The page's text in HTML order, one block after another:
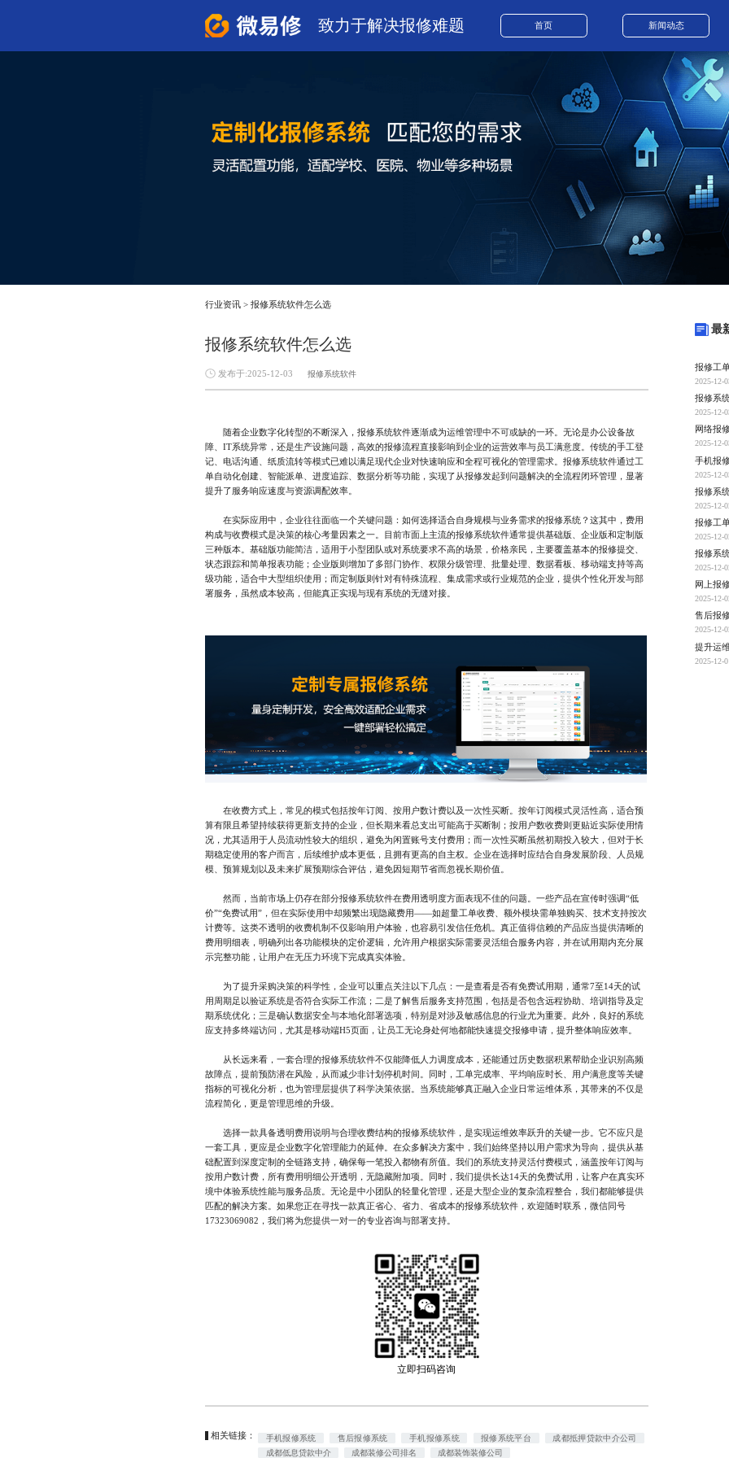
致力于解决报修难题 首页 新闻动态
行业资讯 > 报修系统软件怎么选
报修系统软件怎么选
发布于:2025-12-03 报修系统软件
随着企业数字化转型的不断深入，报修系统软件逐渐成为运维管理中不可或缺的一环。无论是办公设备故
障、IT系统异常，还是生产设施问题，高效的报修流程直接影响到企业的运营效率与员工满意度。传统的手工登
记、电话沟通、纸质流转等模式已难以满足现代企业对快速响应和全程可视化的管理需求。报修系统软件通过工
单自动化创建、智能派单、进度追踪、数据分析等功能，实现了从报修发起到问题解决的全流程闭环管理，显著
提升了服务响应速度与资源调配效率。
在实际应用中，企业往往面临一个关键问题：如何选择适合自身规模与业务需求的报修系统？这其中，费用
构成与收费模式是决策的核心考量因素之一。目前市面上主流的报修系统软件通常提供基础版、企业版和定制版
三种版本。基础版功能简洁，适用于小型团队或对系统要求不高的场景，价格亲民，主要覆盖基本的报修提交、
状态跟踪和简单报表功能；企业版则增加了多部门协作、权限分级管理、批量处理、数据看板、移动端支持等高
级功能，适合中大型组织使用；而定制版则针对有特殊流程、集成需求或行业规范的企业，提供个性化开发与部
署服务，虽然成本较高，但能真正实现与现有系统的无缝对接。
在收费方式上，常见的模式包括按年订阅、按用户数计费以及一次性买断。按年订阅模式灵活性高，适合预
算有限且希望持续获得更新支持的企业，但长期来看总支出可能高于买断制；按用户数收费则更贴近实际使用情
况，尤其适用于人员流动性较大的组织，避免为闲置账号支付费用；而一次性买断虽然初期投入较大，但对于长
期稳定使用的客户而言，后续维护成本更低，且拥有更高的自主权。企业在选择时应结合自身发展阶段、人员规
模、预算规划以及未来扩展预期综合评估，避免因短期节省而忽视长期价值。
然而，当前市场上仍存在部分报修系统软件在费用透明度方面表现不佳的问题。一些产品在宣传时强调“低
价”“免费试用”，但在实际使用中却频繁出现隐藏费用——如超量工单收费、额外模块需单独购买、技术支持按次
计费等。这类不透明的收费机制不仅影响用户体验，也容易引发信任危机。真正值得信赖的产品应当提供清晰的
费用明细表，明确列出各功能模块的定价逻辑，允许用户根据实际需要灵活组合服务内容，并在试用期内充分展
示完整功能，让用户在无压力环境下完成真实体验。
为了提升采购决策的科学性，企业可以重点关注以下几点：一是查看是否有免费试用期，通常7至14天的试
用周期足以验证系统是否符合实际工作流；二是了解售后服务支持范围，包括是否包含远程协助、培训指导及定
期系统优化；三是确认数据安全与本地化部署选项，特别是对涉及敏感信息的行业尤为重要。此外，良好的系统
应支持多终端访问，尤其是移动端H5页面，让员工无论身处何地都能快速提交报修申请，提升整体响应效率。
从长远来看，一套合理的报修系统软件不仅能降低人力调度成本，还能通过历史数据积累帮助企业识别高频
故障点，提前预防潜在风险，从而减少非计划停机时间。同时，工单完成率、平均响应时长、用户满意度等关键
指标的可视化分析，也为管理层提供了科学决策依据。当系统能够真正融入企业日常运维体系，其带来的不仅是
流程简化，更是管理思维的升级。
选择一款具备透明费用说明与合理收费结构的报修系统软件，是实现运维效率跃升的关键一步。它不应只是
一套工具，更应是企业数字化管理能力的延伸。在众多解决方案中，我们始终坚持以用户需求为导向，提供从基
础配置到深度定制的全链路支持，确保每一笔投入都物有所值。我们的系统支持灵活付费模式，涵盖按年订阅与
按用户数计费，所有费用明细公开透明，无隐藏附加项。同时，我们提供长达14天的免费试用，让客户在真实环
境中体验系统性能与服务品质。无论是中小团队的轻量化管理，还是大型企业的复杂流程整合，我们都能够提供
匹配的解决方案。如果您正在寻找一款真正省心、省力、省成本的报修系统软件，欢迎随时联系，微信同号
17323069082，我们将为您提供一对一的专业咨询与部署支持。
立即扫码咨询
相关链接： 手机报修系统 售后报修系统 手机报修系统 报修系统平台
成都抵押贷款中介公司
成都低息贷款中介
成都装修公司排名 成都装饰装修公司
最
报修工
2025-12-
报修系
2025-12-
网络报
2025-12-
手机报
2025-12-
报修系
2025-12-
报修工
2025-12-
报修系
2025-12-
网上报
2025-12-
售后报
2025-12-
提升运
2025-12-